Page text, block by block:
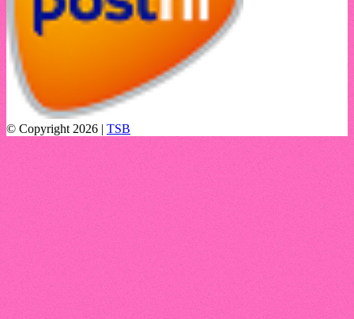
© Copyright 2026 | TSB